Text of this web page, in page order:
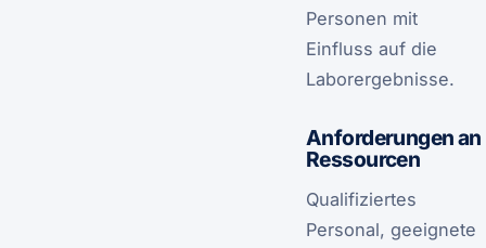
Personen mit
Einfluss auf die
Laborergebnisse.
Anforderungen an
Ressourcen
Qualifiziertes
Personal, geeignete